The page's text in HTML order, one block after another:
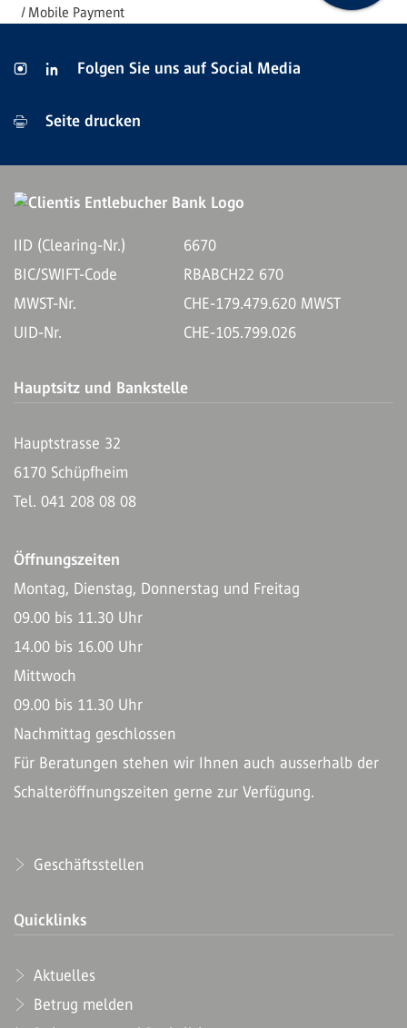
Mobile Payment
Folgen Sie uns auf Social Media
Seite drucken
IID (Clearing-Nr.)
6670
BIC/SWIFT-Code
RBABCH22 670
MWST-Nr.
CHE-179.479.620 MWST
UID-Nr.
CHE-105.799.026
Hauptsitz und Bankstelle
Hauptstrasse 32
6170 Schüpfheim
Tel. 041 208 08 08
Öffnungszeiten
Montag, Dienstag, Donnerstag und Freitag
09.00 bis 11.30 Uhr
14.00 bis 16.00 Uhr
Mittwoch
09.00 bis 11.30 Uhr
Nachmittag geschlossen
Für Beratungen stehen wir Ihnen auch ausserhalb der
Schalteröffnungszeiten gerne zur Verfügung.
Geschäftsstellen
Quicklinks
Aktuelles
Betrug melden